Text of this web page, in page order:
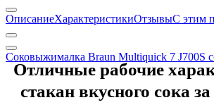
ОписаниеХарактеристикиОтзывыС этим
Соковыжималка Braun Multiquick 7 J700S
Отличные рабочие
стакан вкусного сока